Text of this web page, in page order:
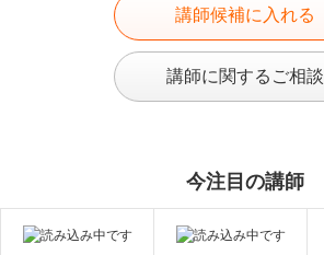
講師候補に入れる
講師に関するご相談
今注目の講師